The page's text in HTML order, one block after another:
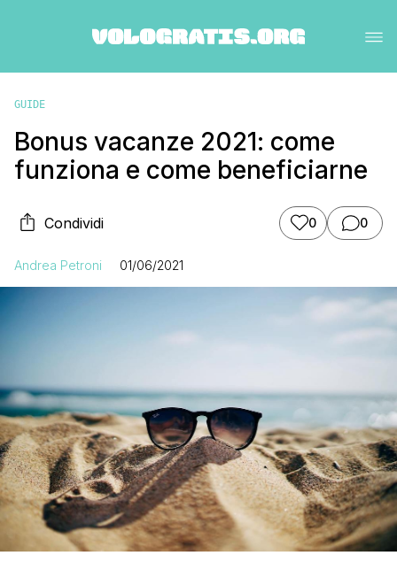
GUIDE
Bonus vacanze 2021: come
funziona e come beneficiarne
Condividi 0 0
Andrea Petroni 01/06/2021